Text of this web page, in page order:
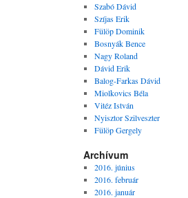
Szabó Dávid
Szíjas Erik
Fülöp Dominik
Bosnyák Bence
Nagy Roland
Dávid Erik
Balog-Farkas Dávid
Miolkovics Béla
Vitéz István
Nyisztor Szilveszter
Fülöp Gergely
Archívum
2016. június
2016. február
2016. január